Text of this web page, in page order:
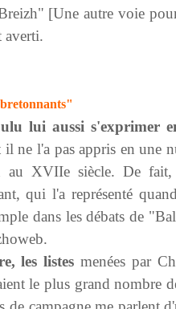
[Une autre voie
averti.
lui aussi s'exprimer
ne l'a pas appris en une
au XVIIe siècle. De fait,
qui l'a représenté
dans les débats de
les listes menées par
le plus grand nombre